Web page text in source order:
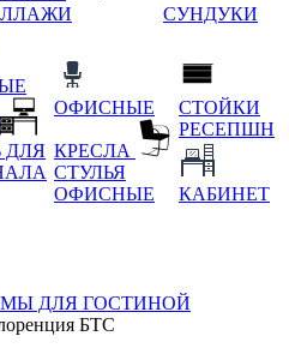
СУНДУКИ
ДЛЯ
ОФИСНЫЕ
КРЕСЛА
СТУЛЬЯ
ОФИСНЫЕ
СТОЙКИ
РЕСЕПШН
КАБИНЕТ
ДЛЯ ГОСТИНОЙ
БТС